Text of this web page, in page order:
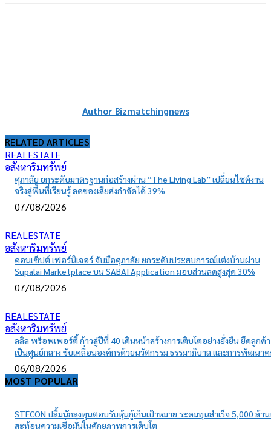
Author Bizmatchingnews
RELATED ARTICLES
REALESTATE
อสังหาริมทรัพย์
ศุภาลัย ยกระดับมาตรฐานก่อสร้างผ่าน “The Living Lab” เปลี่ยนไซต์งาน
จริงสู่พื้นที่เรียนรู้ ลดของเสียส่งกำจัดได้ 39%
07/08/2026
REALESTATE
อสังหาริมทรัพย์
คอนเซ็ปต์ เฟอร์นิเจอร์ จับมือศุภาลัย ยกระดับประสบการณ์แต่งบ้านผ่าน
Supalai Marketplace บน SABAI Application มอบส่วนลดสูงสุด 30%
07/08/2026
REALESTATE
อสังหาริมทรัพย์
ลลิล พร็อพเพอร์ตี้ ก้าวสู่ปีที่ 40 เดินหน้าสร้างการเติบโตอย่างยั่งยืน ยึดลูกค้า
เป็นศูนย์กลาง ขับเคลื่อนองค์กรด้วยนวัตกรรม ธรรมาภิบาล และการพัฒนา
06/08/2026
MOST POPULAR
STECON ปลื้มนักลงทุนตอบรับหุ้นกู้เกินเป้าหมาย ระดมทุนสำเร็จ 5,000 ล้า
สะท้อนความเชื่อมั่นในศักยภาพการเติบโต